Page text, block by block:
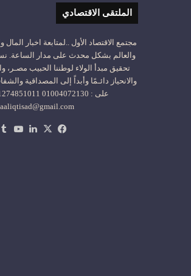
الملتقى الاقتصادي
مجتمع الاقتصاد الأول ..لمتابعة اخبار المال
والعالم بشكل محدث على مدار الساعة.
تحقيق مبدأ الولاء لوطننا الحبيب مصـر،
والانحياز دائـمًا وأبداً إلى المصداقية
فيسبوك
‫X لينكدإن